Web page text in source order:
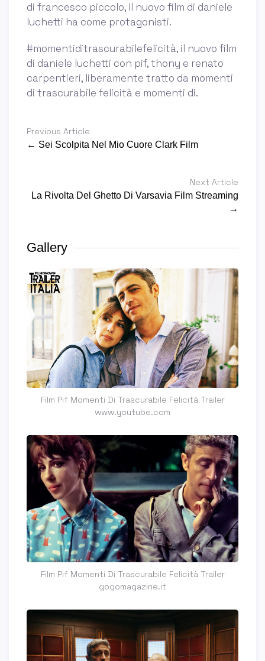
di francesco piccolo, il nuovo film di daniele
luchetti ha come protagonisti.
#momentiditrascurabilefelicità, il nuovo film
di daniele luchetti con pif, thony e renato
carpentieri, liberamente tratto da momenti
di trascurabile felicità e momenti di.
Previous Article
← Sei Scolpita Nel Mio Cuore Clark Film
Next Article
La Rivolta Del Ghetto Di Varsavia Film Streaming
→
Gallery
Film Pif Momenti Di Trascurabile Felicità Trailer
www.youtube.com
Film Pif Momenti Di Trascurabile Felicità Trailer
gogomagazine.it